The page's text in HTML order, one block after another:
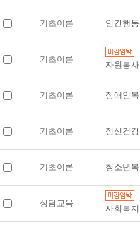
기초이론 인간행
기초이론
자원봉
기초이론 장애인
기초이론 정신건
기초이론 청소년
상담교육
사회복